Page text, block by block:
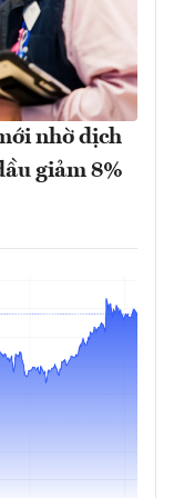
nhờ dịch
giảm 8%